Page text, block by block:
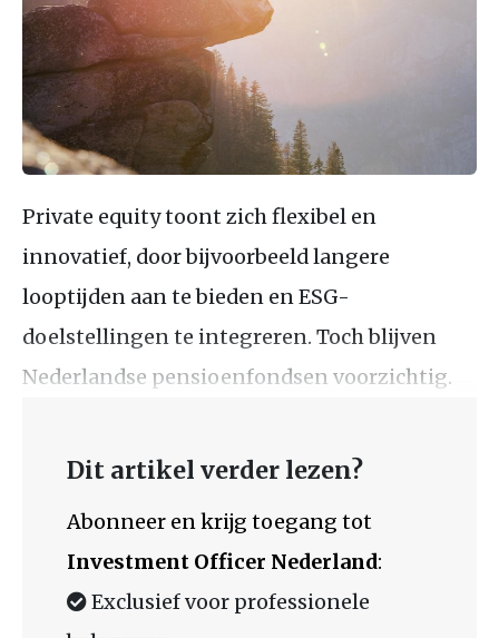
Private equity toont zich flexibel en
innovatief, door bijvoorbeeld langere
looptijden aan te bieden en ESG-
doelstellingen te integreren. Toch blijven
Nederlandse pensioenfondsen voorzichtig.
Dit artikel verder lezen?
Abonneer en krijg toegang tot
Investment Officer Nederland:
Exclusief voor professionele